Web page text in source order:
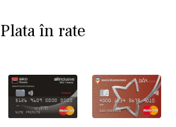
Plata în rate